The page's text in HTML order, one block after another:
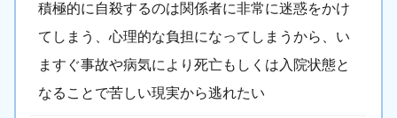
積極的に自殺するのは関係者に非常に迷惑をかけ
てしまう、心理的な負担になってしまうから、い
ますぐ事故や病気により死亡もしくは入院状態と
なることで苦しい現実から逃れたい